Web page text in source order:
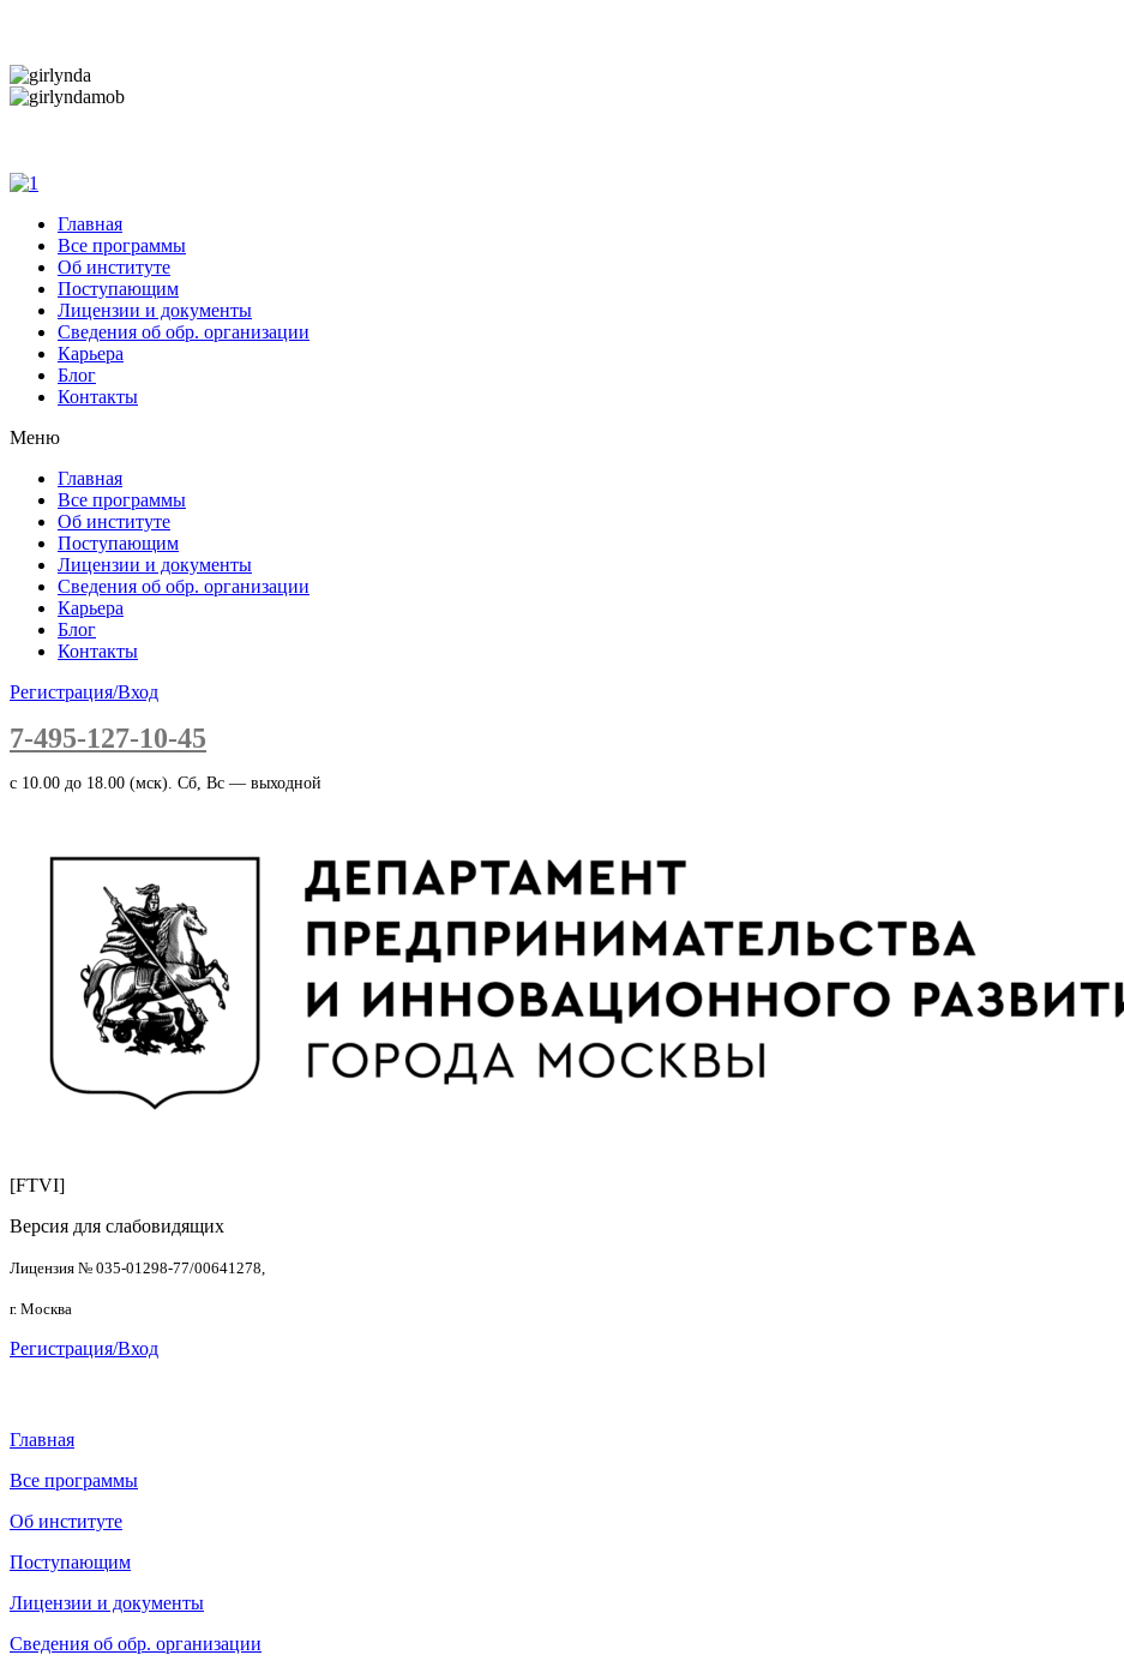
Главная
Все программы
Об институте
Поступающим
Лицензии и документы
Сведения об обр. организации
Карьера
Блог
Контакты
Меню
Главная
Все программы
Об институте
Поступающим
Лицензии и документы
Сведения об обр. организации
Карьера
Блог
Контакты
Регистрация/Вход
7-495-127-10-45
c 10.00 до 18.00 (мск). Сб, Вс — выходной
[FTVI]
Версия для слабовидящих
Лицензия № 035-01298-77/00641278,
г. Москва
Регистрация/Вход
Главная
Все программы
Об институте
Поступающим
Лицензии и документы
Сведения об обр. организации